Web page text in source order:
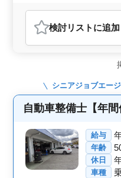
おすすめポイント
＜働きやすさと安定性
であり、残業も月平均
イベートの時間を大切に
業時間も6時30分から15
と、日中の勤務が基本の
がら働くことができます
重視する方に、非常に
経験と資格を活かせる
整備士以上の資格を有し
年数を問わず応募が可能
極的に募集しているため
験を存分に活かしなが
検討リスト に追加
シニアジョブエー
自動車整備士【年間
給与
年齢
休日
車種